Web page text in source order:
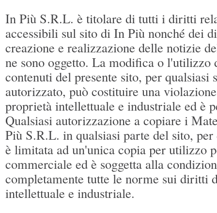
In Più S.R.L. è titolare di tutti i diritti
accessibili sul sito di In Più nonché dei
creazione e realizzazione delle notizie
ne sono oggetto. La modifica o
contenuti del presente sito, per qualsiasi
autorizzato, può costituire una
proprietà intellettuale e industriale ed è
Qualsiasi autorizzazione a copiare i
Più S.R.L. in qualsiasi parte del sito,
è limitata ad un'unica copia per utilizzo
commerciale ed è soggetta alla
completamente tutte le norme sui diritti
intellettuale e industriale.